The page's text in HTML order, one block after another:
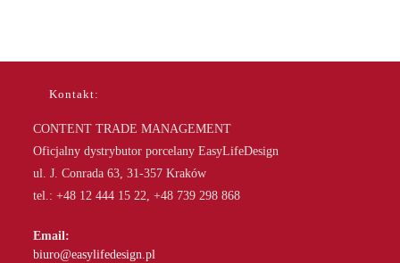
Kontakt:
CONTENT TRADE MANAGEMENT
Oficjalny dystrybutor porcelany EasyLifeDesign
ul. J. Conrada 63, 31-357 Kraków
tel.: +48 12 444 15 22, +48 739 298 868
Email:
biuro@easylifedesign.pl